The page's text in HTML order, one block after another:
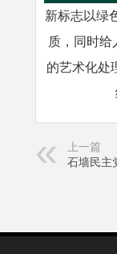
新标志以绿
质，同时给
的艺术化处
上一篇
石墙民主